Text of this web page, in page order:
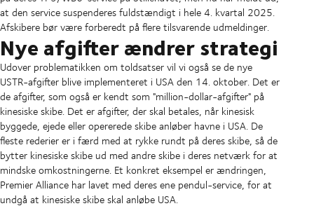
at den service suspenderes fuldstændigt i hele 4. kvartal 2025.
Afskibere bør være forberedt på flere tilsvarende udmeldinger.
Nye afgifter ændrer strategi
Udover problematikken om toldsatser vil vi også se de nye
USTR-afgifter blive implementeret i USA den 14. oktober. Det er
de afgifter, som også er kendt som "million-dollar-afgifter" på
kinesiske skibe. Det er afgifter, der skal betales, når kinesisk
byggede, ejede eller opererede skibe anløber havne i USA. De
fleste rederier er i færd med at rykke rundt på deres skibe, så de
bytter kinesiske skibe ud med andre skibe i deres netværk for at
mindske omkostningerne. Et konkret eksempel er ændringen,
Premier Alliance har lavet med deres ene pendul-service, for at
undgå at kinesiske skibe skal anløbe USA.